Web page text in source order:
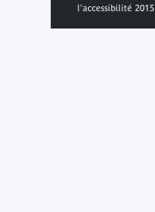
l'accessibilité 2015